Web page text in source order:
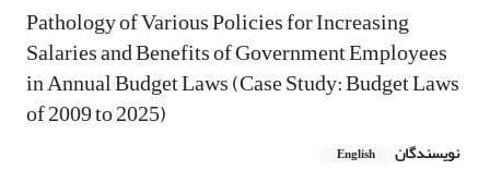
Pathology of Various Policies for Increasing
Salaries and Benefits of Government Employees
in Annual Budget Laws (Case Study: Budget Laws
of 2009 to 2025)
نویسندگان English